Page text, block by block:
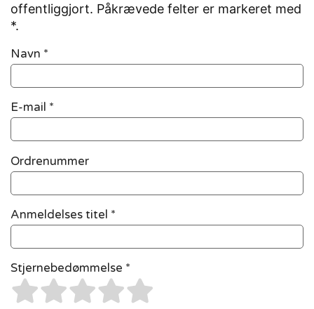
offentliggjort. Påkrævede felter er markeret med
*.
Navn *
E-mail *
Ordrenummer
Anmeldelses titel *
Stjernebedømmelse *